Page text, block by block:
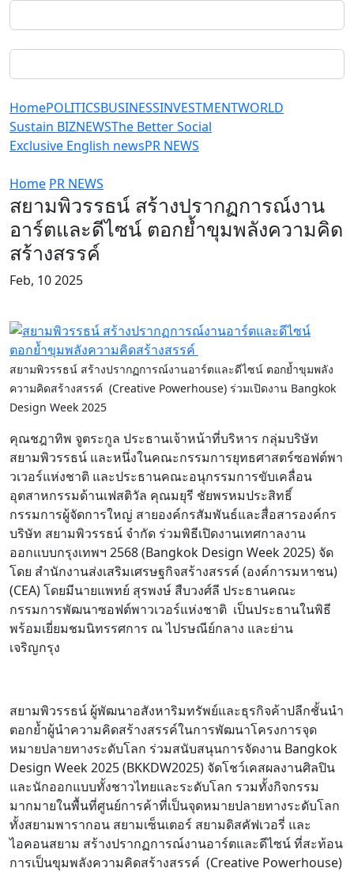
HomePOLITICSBUSINESSINVESTMENTWORLD
Sustain BIZNEWSThe Better Social
Exclusive English newsPR NEWS
Home PR NEWS
สยามพิวรรธน์ สร้างปรากฏการณ์งาน
อาร์ตและดีไซน์ ตอกย้ำขุมพลังความคิด
สร้างสรรค์
Feb, 10 2025
สยามพิวรรธน์ สร้างปรากฏการณ์งานอาร์ตและดีไซน์ ตอกย้ำขุมพลัง
ความคิดสร้างสรรค์ (Creative Powerhouse) ร่วมเปิดงาน Bangkok
Design Week 2025
คุณชฎาทิพ จูตระกูล ประธานเจ้าหน้าที่บริหาร กลุ่มบริษัท
สยามพิวรรธน์ และหนึ่งในคณะกรรมการยุทธศาสตร์ซอฟต์พา
วเวอร์แห่งชาติ และประธานคณะอนุกรรมการขับเคลื่อน
อุตสาหกรรมด้านเฟสติวัล คุณมยุรี ชัยพรหมประสิทธิ์
กรรมการผู้จัดการใหญ่ สายองค์กรสัมพันธ์และสื่อสารองค์กร
บริษัท สยามพิวรรธน์ จำกัด ร่วมพิธีเปิดงานเทศกาลงาน
ออกแบบกรุงเทพฯ 2568 (Bangkok Design Week 2025) จัด
โดย สำนักงานส่งเสริมเศรษฐกิจสร้างสรรค์ (องค์การมหาชน)
(CEA) โดยมีนายแพทย์ สุรพงษ์ สืบวงศ์ลี ประธานคณะ
กรรมการพัฒนาซอฟต์พาวเวอร์แห่งชาติ เป็นประธานในพิธี
พร้อมเยี่ยมชมนิทรรศการ ณ ไปรษณีย์กลาง และย่าน
เจริญกรุง
สยามพิวรรธน์ ผู้พัฒนาอสังหาริมทรัพย์และธุรกิจค้าปลีกชั้นนำ
ตอกย้ำผู้นำความคิดสร้างสรรค์ในการพัฒนาโครงการจุด
หมายปลายทางระดับโลก ร่วมสนับสนุนการจัดงาน Bangkok
Design Week 2025 (BKKDW2025) จัดโชว์เคสผลงานศิลปิน
และนักออกแบบทั้งชาวไทยและระดับโลก รวมทั้งกิจกรรม
มากมายในพื้นที่ศูนย์การค้าที่เป็นจุดหมายปลายทางระดับโลก
ทั้งสยามพารากอน สยามเซ็นเตอร์ สยามดิสคัฟเวอรี่ และ
ไอคอนสยาม สร้างปรากฏการณ์งานอาร์ตและดีไซน์ ที่สะท้อน
การเป็นขุมพลังความคิดสร้างสรรค์ (Creative Powerhouse)